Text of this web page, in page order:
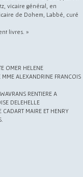
vicaire général, en
de Dohem, Labbé, curé
livres. »
OMER HELENE
ALEXANDRINE FRANCOIS
RENTIERE A
DELEHELLE
CADART MAIRE ET HENRY